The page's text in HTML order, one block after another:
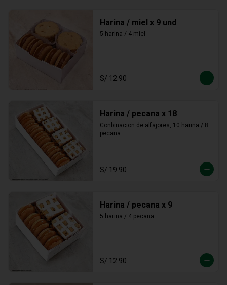
Harina / miel x 9 und
5 harina / 4 miel
S/ 12.90
Harina / pecana x 18
Conbinacion de alfajores, 10 harina / 8
pecana
S/ 19.90
Harina / pecana x 9
5 harina / 4 pecana
S/ 12.90